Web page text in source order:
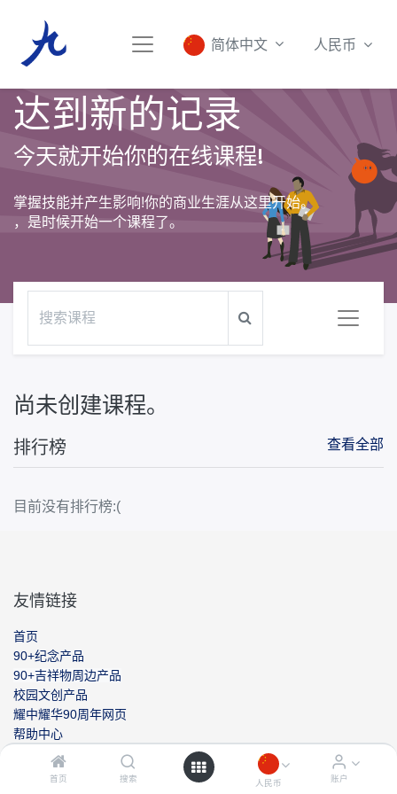
首页 搜索 人民币 账户
简体中文 人民币
达到新的记录
今天就开始你的在线课程!
掌握技能并产生影响!你的商业生涯从这里开始。
，是时候开始一个课程了。
查看全部
排行榜
目前没有排行榜:(
尚未创建课程。
友情链接
首页
90+纪念产品
90+吉祥物周边产品
校园文创产品
耀中耀华90周年网页
帮助中心
联系我们